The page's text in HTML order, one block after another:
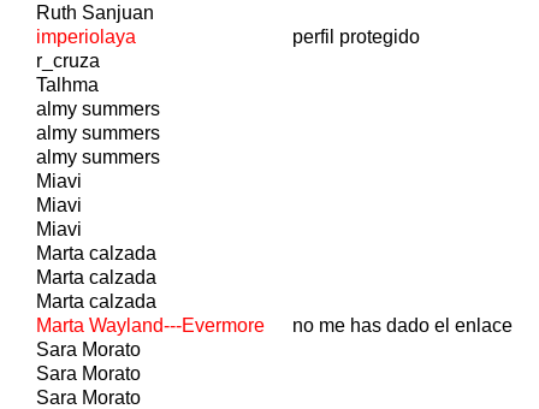
Ruth Sanjuan
imperiolaya
perfil protegido
r_cruza
Talhma
almy summers
almy summers
almy summers
Miavi
Miavi
Miavi
Marta calzada
Marta calzada
Marta calzada
Marta Wayland---Evermore
no me has dado el enlace
Sara Morato
Sara Morato
Sara Morato